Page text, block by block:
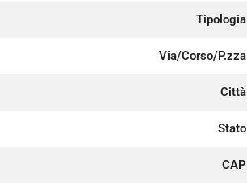
Tipologia
Via/Corso/P.zza
Città
Stato
CAP